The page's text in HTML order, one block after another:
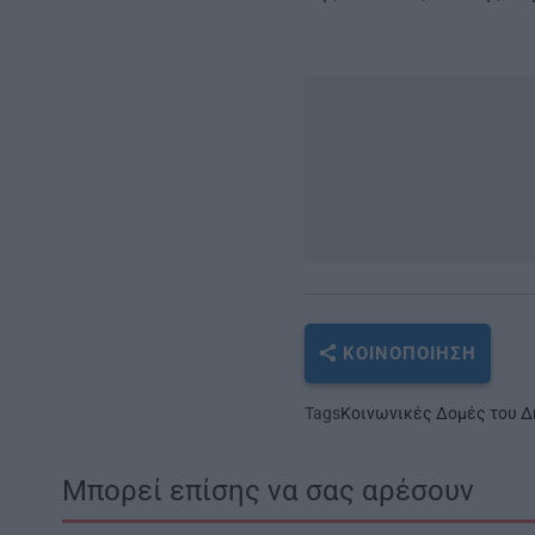
ΚΟΙΝΟΠΟΊΗΣΗ
TagsΚοινωνικές Δομές του
Μπορεί επίσης να σας αρέσουν